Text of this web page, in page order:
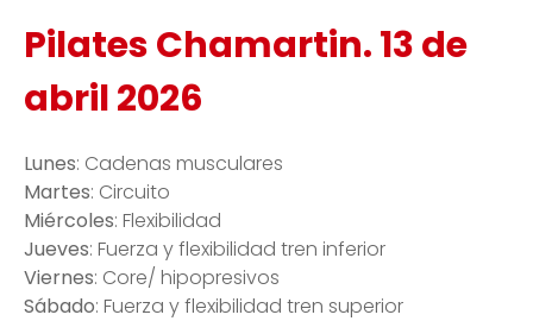
Pilates Chamartin. 13 de
abril 2026
Lunes: Cadenas musculares
Martes: Circuito
Miércoles: Flexibilidad
Jueves: Fuerza y flexibilidad tren inferior
Viernes: Core/ hipopresivos
Sábado: Fuerza y flexibilidad tren superior